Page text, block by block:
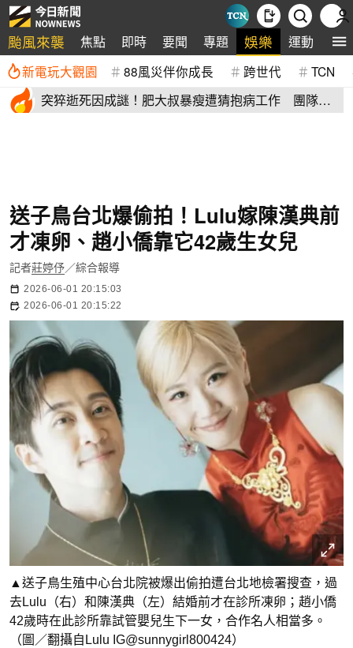
颱風來襲 焦點 即時 要聞 專題 娛樂 運動 全
新電玩大觀園 88風災伴你成長 跨世代 TCN
突猝逝死因成謎！肥大叔暴瘦遭猜抱病工作 團隊宣
送子鳥台北爆偷拍！Lulu嫁陳漢典前
才凍卵、趙小僑靠它42歲生女兒
記者莊婷伃／綜合報導
2026-06-01 20:15:03
2026-06-01 20:15:22
▲送子鳥生殖中心台北院被爆出偷拍遭台北地檢署搜查，過
去Lulu（右）和陳漢典（左）結婚前才在診所凍卵；趙小僑
42歲時在此診所靠試管嬰兒生下一女，合作名人相當多。
（圖／翻攝自Lulu IG@sunnygirl800424）